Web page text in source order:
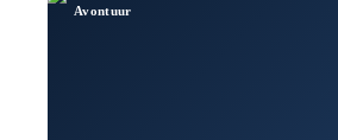
Avontuur